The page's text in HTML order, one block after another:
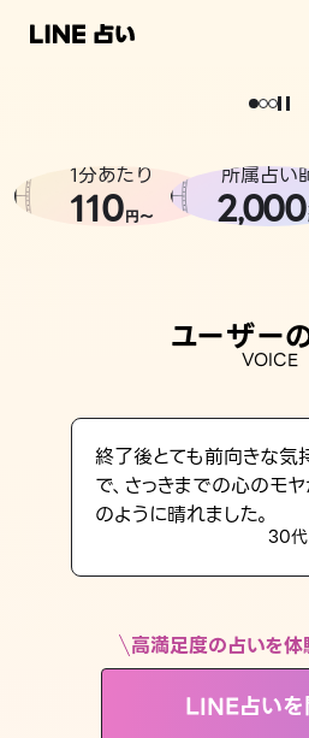
相談事例
LINE占いを開く
※LINEアプリ内のサービスページへ遷移します
どうせなら
。
1分あたり
110円〜
所属占い
2,000
ユーザー
VOICE
終了後とても前向きな気
で、さっきまでの心のモ
のように晴れました。
30
高満足度の占いを体
LINE占いを